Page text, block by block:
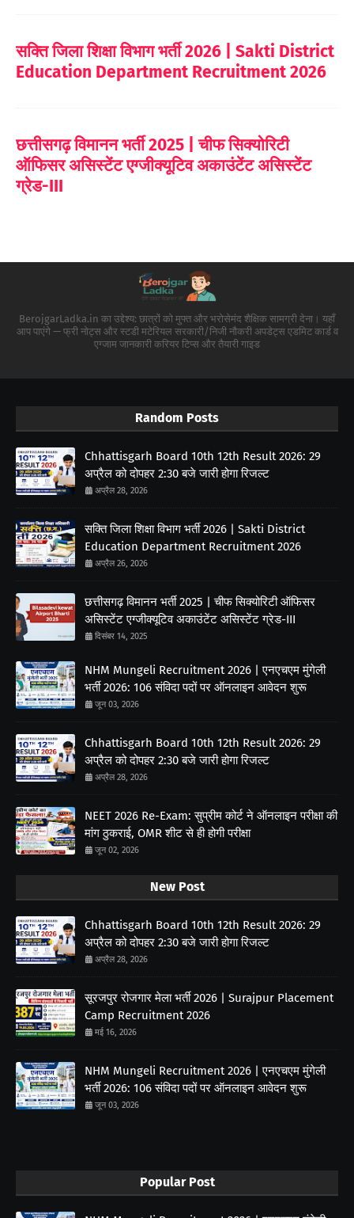
सक्ति जिला शिक्षा विभाग भर्ती 2026 | Sakti District
Education Department Recruitment 2026
छत्तीसगढ़ विमानन भर्ती 2025 | चीफ सिक्योरिटी
ऑफिसर असिस्टेंट एग्जीक्यूटिव अकाउंटेंट असिस्टेंट
ग्रेड-III
BerojgarLadka.in का उद्देश्य: छात्रों को मुफ्त और भरोसेमंद शैक्षिक सामग्री देना। यहाँ
आप पाएंगे — फ्री नोट्स और स्टडी मटेरियल सरकारी/निजी नौकरी अपडेट्स एडमिट कार्ड व
एग्जाम जानकारी करियर टिप्स और तैयारी गाइड
Random Posts
Chhattisgarh Board 10th 12th Result 2026: 29
अप्रैल को दोपहर 2:30 बजे जारी होगा रिजल्ट
अप्रैल 28, 2026
सक्ति जिला शिक्षा विभाग भर्ती 2026 | Sakti District
Education Department Recruitment 2026
अप्रैल 26, 2026
छत्तीसगढ़ विमानन भर्ती 2025 | चीफ सिक्योरिटी ऑफिसर
असिस्टेंट एग्जीक्यूटिव अकाउंटेंट असिस्टेंट ग्रेड-III
दिसंबर 14, 2025
NHM Mungeli Recruitment 2026 | एनएचएम मुंगेली
भर्ती 2026: 106 संविदा पदों पर ऑनलाइन आवेदन शुरू
जून 03, 2026
Chhattisgarh Board 10th 12th Result 2026: 29
अप्रैल को दोपहर 2:30 बजे जारी होगा रिजल्ट
अप्रैल 28, 2026
NEET 2026 Re-Exam: सुप्रीम कोर्ट ने ऑनलाइन परीक्षा की
मांग ठुकराई, OMR शीट से ही होगी परीक्षा
जून 02, 2026
New Post
Chhattisgarh Board 10th 12th Result 2026: 29
अप्रैल को दोपहर 2:30 बजे जारी होगा रिजल्ट
अप्रैल 28, 2026
सूरजपुर रोजगार मेला भर्ती 2026 | Surajpur Placement
Camp Recruitment 2026
मई 16, 2026
NHM Mungeli Recruitment 2026 | एनएचएम मुंगेली
भर्ती 2026: 106 संविदा पदों पर ऑनलाइन आवेदन शुरू
जून 03, 2026
Popular Post